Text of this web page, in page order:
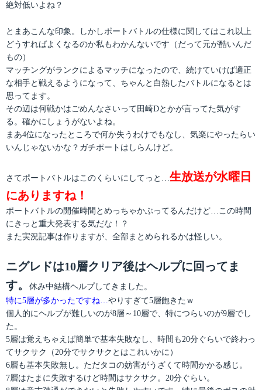
絶対低いよね？
とまあこんな印象。しかしポートバトルの仕様に関してはこれ以上
どうすればよくなるのか私もわかんないです（だって元が酷いんだ
もの）
マッチングがランクによるマッチになったので、続けていけば適正
な相手と戦えるようになって、ちゃんと白熱したバトルになるとは
思ってます。
その辺は何戦かはごめんなさいって田崎Dとかが言ってた気がす
る。確かにしょうがないよね。
まあ4位になったところで何か失うわけでもなし、気楽にやったらい
いんじゃないかな？ガチポートはしらんけど。
さてポートバトルはこのくらいにしてっと…生放送が水曜日
にありますね！
ポートバトルの開催時間とめっちゃかぶってるんだけど…この時間
にきっと重大発表する気だな！？
また実況記事は作りますが、全部まとめられるかは怪しい。
ニグレドは10層クリア後はヘルプに回ってま
す。
休み中結構ヘルプしてきました。
特に5層が多かったですね… やりすぎて5層飽きたｗ
個人的にヘルプが難しいのが8層～10層で、特につらいのが9層でし
た。
5層は覚えちゃえば簡単で基本失敗なし、時間も20分ぐらいで終わっ
てサクサク（20分でサクサクとはこれいかに）
6層も基本失敗無し。ただタコの妨害がうざくて時間かかる感じ。
7層はたまに失敗するけど時間はサクサク。20分ぐらい。